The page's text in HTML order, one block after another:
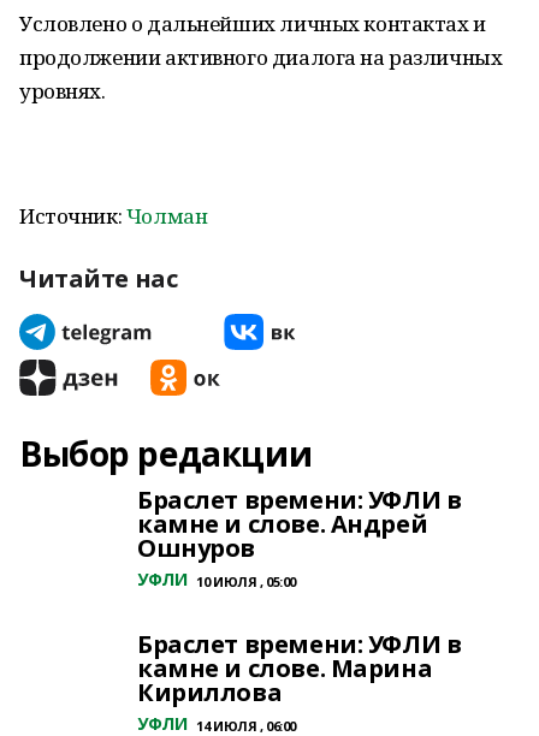
Условлено о дальнейших личных контактах и
продолжении активного диалога на различных
уровнях.
Источник:Чолман
Читайте нас
Выбор редакции
Браслет времени: УФЛИ в
камне и слове. Андрей
Ошнуров
УФЛИ 10 ИЮЛЯ , 05:00
Браслет времени: УФЛИ в
камне и слове. Марина
Кириллова
УФЛИ 14 ИЮЛЯ , 06:00